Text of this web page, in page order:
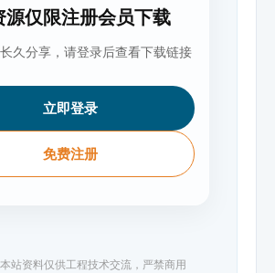
源仅限注册会员下载
久分享，请登录后查看下载链接
立即登录
免费注册
站资料仅供工程技术交流，严禁商用